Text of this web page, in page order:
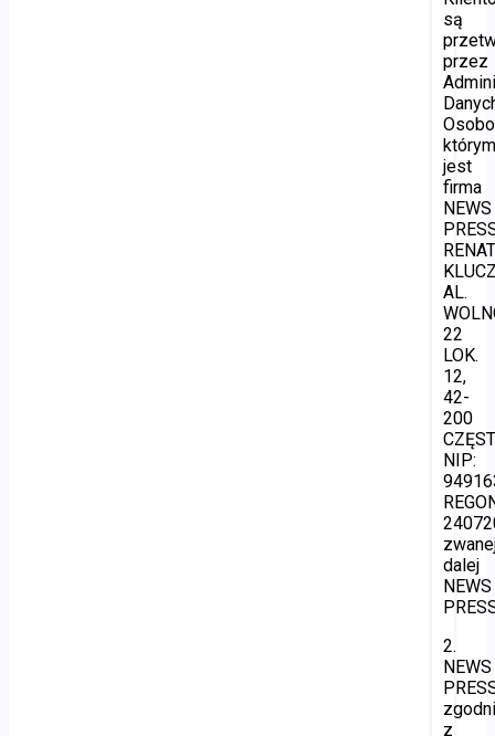
są
przez
jest
firma
NEWS
AL.
22
LOK.
12,
42-
200
NIP:
dalej
NEWS
2.
NEWS
z